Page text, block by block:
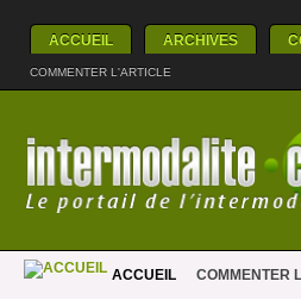
ACCUEIL ARCHIVES
COMMENTER L'ARTICLE
ACCUEIL COMMENTER